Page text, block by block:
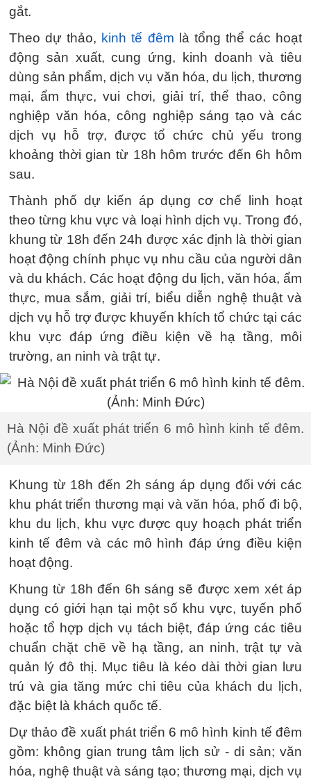
gắt.
Theo dự thảo, kinh tế đêm là tổng thể các hoạt
động sản xuất, cung ứng, kinh doanh và tiêu
dùng sản phẩm, dịch vụ văn hóa, du lịch, thương
mại, ẩm thực, vui chơi, giải trí, thể thao, công
nghiệp văn hóa, công nghiệp sáng tạo và các
dịch vụ hỗ trợ, được tổ chức chủ yếu trong
khoảng thời gian từ 18h hôm trước đến 6h hôm
sau.
Thành phố dự kiến áp dụng cơ chế linh hoạt
theo từng khu vực và loại hình dịch vụ. Trong đó,
khung từ 18h đến 24h được xác định là thời gian
hoạt động chính phục vụ nhu cầu của người dân
và du khách. Các hoạt động du lịch, văn hóa, ẩm
thực, mua sắm, giải trí, biểu diễn nghệ thuật và
dịch vụ hỗ trợ được khuyến khích tổ chức tại các
khu vực đáp ứng điều kiện về hạ tầng, môi
trường, an ninh và trật tự.
Hà Nội đề xuất phát triển 6 mô hình kinh tế đêm.
(Ảnh: Minh Đức)
Khung từ 18h đến 2h sáng áp dụng đối với các
khu phát triển thương mại và văn hóa, phố đi bộ,
khu du lịch, khu vực được quy hoạch phát triển
kinh tế đêm và các mô hình đáp ứng điều kiện
hoạt động.
Khung từ 18h đến 6h sáng sẽ được xem xét áp
dụng có giới hạn tại một số khu vực, tuyến phố
hoặc tổ hợp dịch vụ tách biệt, đáp ứng các tiêu
chuẩn chặt chẽ về hạ tầng, an ninh, trật tự và
quản lý đô thị. Mục tiêu là kéo dài thời gian lưu
trú và gia tăng mức chi tiêu của khách du lịch,
đặc biệt là khách quốc tế.
Dự thảo đề xuất phát triển 6 mô hình kinh tế đêm
gồm: không gian trung tâm lịch sử - di sản; văn
hóa, nghệ thuật và sáng tạo; thương mại, dịch vụ